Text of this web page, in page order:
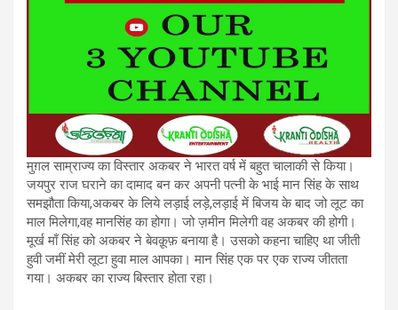
मुग़ल साम्राज्य का विस्तार अकबर ने भारत वर्ष में बहुत चालाकी से किया।
जयपुर राज घराने का दामाद बन कर अपनी पत्नी के भाई मान सिंह के साथ
समझौता किया,अकबर के लिये लड़ाई लड़े,लड़ाई में बिजय के बाद जो लूट का
माल मिलेगा,वह मानसिंह का होगा। जो ज़मीन मिलेगी वह अकबर की होगी।
मूर्ख माँ सिंह को अकबर ने बेवक़ूफ़ बनाया है। उसको कहना चाहिए था जीती
हुवी जमीं मेरी लूटा हुवा माल आपका। मान सिंह एक पर एक राज्य जीतता
गया। अकबर का राज्य बिस्तार होता रहा।